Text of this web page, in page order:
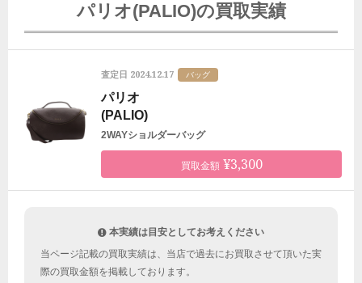
パリオ(PALIO)の買取実績
査定日 2024.12.17 バッグ
パリオ
(PALIO)
2WAYショルダーバッグ
買取金額¥3,300
本実績は目安としてお考えください
当ページ記載の買取実績は、当店で過去にお買取させて頂いた実
際の買取金額を掲載しております。